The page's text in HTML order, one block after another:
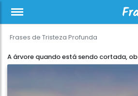
Frases de Tristeza Profunda
A árvore quando está sendo cortada, ob